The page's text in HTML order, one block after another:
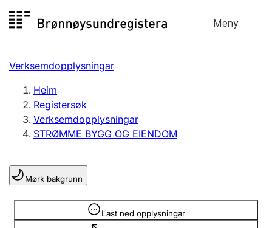
til
Meny
Registersøk
Aksjeselskap
Enkeltpersonføretak
Registrere, endre, slette
Lag og foreining
Registrere, endre, slette
Verksemdopplysningar
Heim
Registersøk
Verksemdopplysningar
STRØMME BYGG OG EIENDOM
Mørk bakgrunn
Last ned opplysningar
Opplysninger er skjult